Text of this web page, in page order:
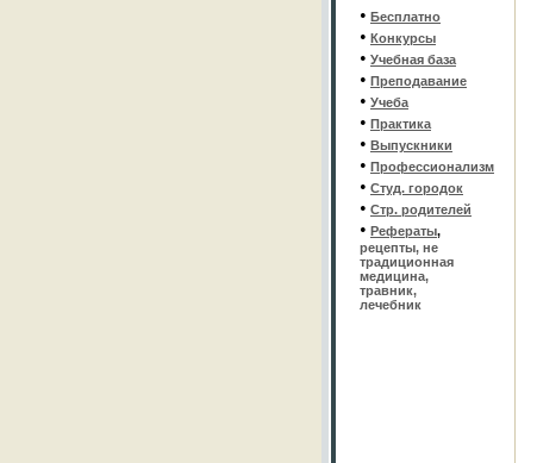
• Бесплатно
• Конкурсы
• Учебная база
• Преподавание
• Учеба
• Практика
• Выпускники
• Профессионализм
• Студ. городок
• Стр. родителей
• Рефераты,
рецепты, не
традиционная
медицина,
травник,
лечебник